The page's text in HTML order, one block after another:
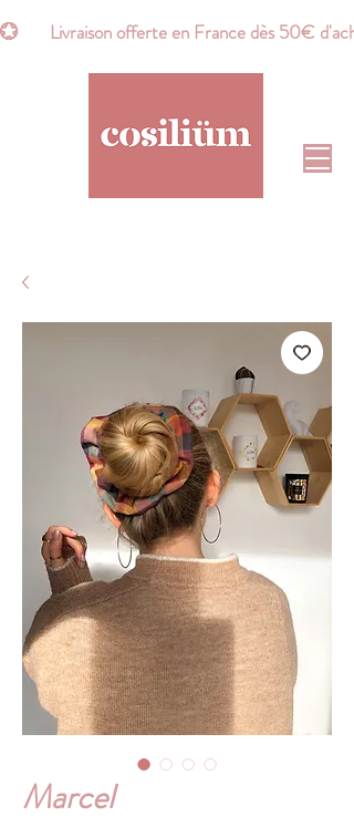
💮       Livraison offerte en France dès 50€
Marcel